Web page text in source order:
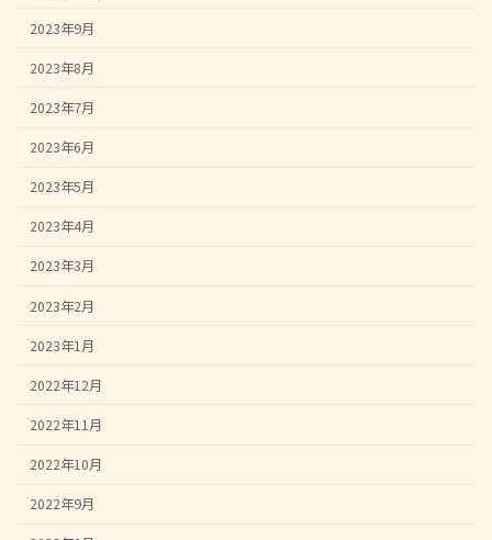
2023年9月
2023年8月
2023年7月
2023年6月
2023年5月
2023年4月
2023年3月
2023年2月
2023年1月
2022年12月
2022年11月
2022年10月
2022年9月